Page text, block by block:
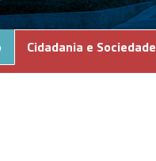
Cidadania e Sociedade